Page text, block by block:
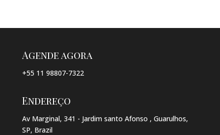
Agende agora
+55 11 98807-7322
Endereço
Av Marginal, 341 - Jardim santo Afonso , Guarulhos,
SP, Brazil